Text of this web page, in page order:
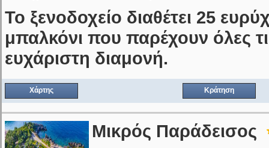
Το ξενοδοχείο διαθέτει 25
μπαλκόνι που παρέχουν όλες
ευχάριστη διαμονή.
Χάρτης Κράτηση
Μικρός Παράδεισος